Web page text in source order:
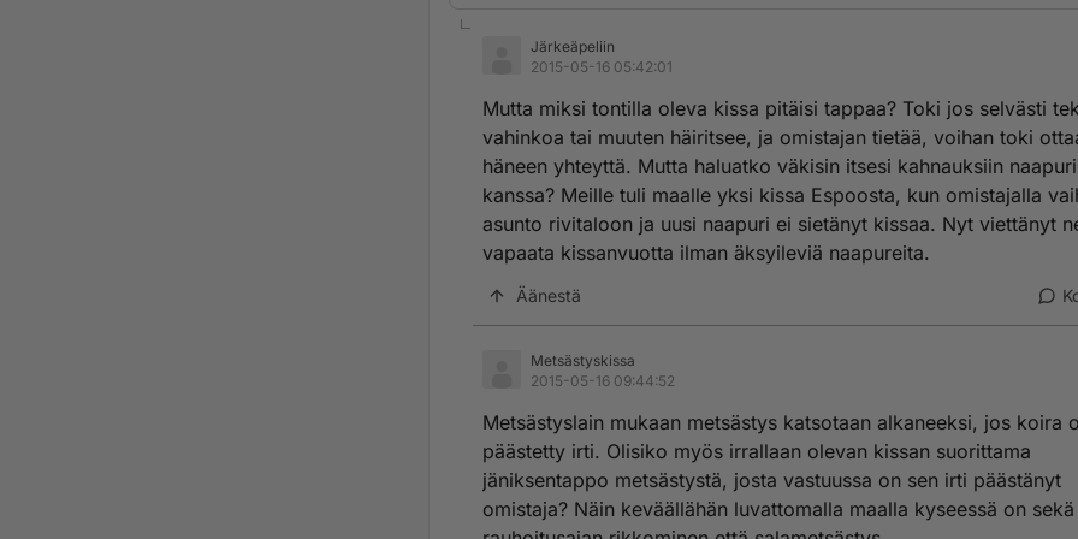
Järkeäpeliin
2015-05-16 05:42:01
Mutta miksi tontilla oleva kissa pitäisi tappaa? Toki jos selvästi
vahinkoa tai muuten häiritsee, ja omistajan tietää, voihan toki
häneen yhteyttä. Mutta haluatko väkisin itsesi kahnauksiin
kanssa? Meille tuli maalle yksi kissa Espoosta, kun omistajalla
asunto rivitaloon ja uusi naapuri ei sietänyt kissaa. Nyt viettänyt
vapaata kissanvuotta ilman äksyileviä naapureita.
Äänestä
Metsästyskissa
2015-05-16 09:44:52
Metsästyslain mukaan metsästys katsotaan alkaneeksi, jos koira
päästetty irti. Olisiko myös irrallaan olevan kissan suorittama
jäniksentappo metsästystä, josta vastuussa on sen irti päästänyt
omistaja? Näin keväällähän luvattomalla maalla kyseessä on sekä